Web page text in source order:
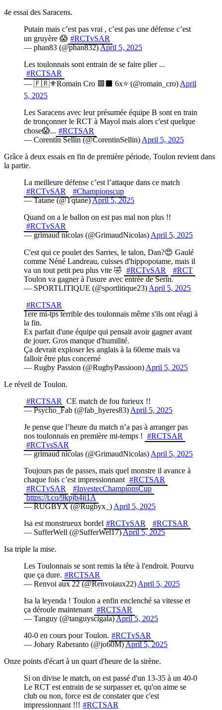
4e essai des Saracens.
Putain mais c’est pas vrai , c’est pas une défense c’est
un gruyère 😱 #RCTvSAR
— phan83 (@phan832)April 5, 2025
Les toulonnais sont entrain de se faire plier ...
#RCTSAR
— 🇫🇷⚜️Romain Cro 🟥⬛️ 6x⭐️ (@romain_cro) April
5, 2025
Les Saracens avec leur présumée équipe B sont en train
de tronçonner le RCT à Mayol mais alors c'est quelque
chose😱... #RCTSAR
— Corentin Sellin (@CorentinSellin) April 5, 2025
Grâce à deux essais en fin de première période, Toulon revient dans
la partie.
La meilleure défense c’est l’attaque dans ce match
#RCTvSAR
#Championscup
— Tatane (@Tqtane)April 5, 2025
Quand on a le ballon on est pas mal non plus !!
#RCTvSAR
— grimaud nicolas (@GrimaudNicolas) April 5, 2025
C'est qui ce poulet des Sarries, le talon, Dan?😍 Gaulé
comme Néné Landreau, cuisses d'hippopotame, mais il
va un tout petit peu plus vite 🤣 #RCTvSAR
#RCT
Toulon va gagner à l'usure avec entrée de Serin.
— SPORTLITIQUE (@sportlitique23) April 5, 2025
#RCTSAR
1ere mi-tps terrible des toulonnais même s'ils ont réagi à
la fin.
Ex parfait d'une équipe qui pensait avoir gagner avant
de jouer. Gros manque d'humilité.
Ça devrait exploser les anglais à la 60eme mais va
falloir être plus concerné
— Rugby Passion (@RugbyPassioon) April 5, 2025
Le réveil de Toulon.
#RCTSAR
CE match de fou furieux !!
— Psycho_Fab (@fab_hyeres83) April 5, 2025
Je pense que l’heure du match n’a pas à arranger pas
nos toulonnais en première mi-temps ! #RCTSAR
#RCTvsSAR
— grimaud nicolas (@GrimaudNicolas) April 5, 2025
Toujours pas de passes, mais quel monstre il avance à
chaque fois c’est impressionnant #RCTSAR
#RCTvSAR
#InvestecChampionsCup
https://t.co/9kpjb4ji1A
— RUGBYX (@Rugbyx_) April 5, 2025
Isa est monstrueux bordel #RCTvSAR
#RCTSAR
— SufferWell (@SufferWel17)April 5, 2025
Isa triple la mise.
Les Toulonnais se sont remis la tête à l'endroit. Pourvu
que ça dure. #RCTSAR
— Renvoi aux 22 (@Renvoiaux22) April 5, 2025
Isa la leyenda ! Toulon a enfin enclenché sa vitesse et
ça déroule maintenant #RCTSAR
— Tanguy (@tanguyscigala)April 5, 2025
40-0 en cours pour Toulon. #RCTvSAR
— Johary Raberanto (@jo60M)April 5, 2025
Onze points d'écart à un quart d'heure de la sirène.
Si on divise le match, on est passé d'un 13-35 à un 40-0
Le RCT est entrain de se surpasser et, qu'on aime se
club ou non, force est de constater que c'est
impressionnant !!! #RCTSAR